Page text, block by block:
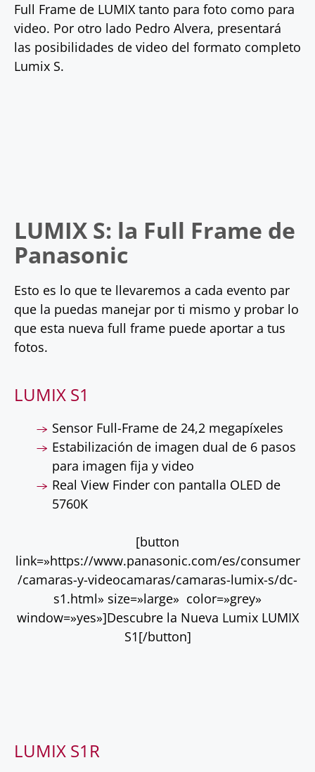
Full Frame de LUMIX tanto para foto como para
video. Por otro lado Pedro Alvera, presentará
las posibilidades de video del formato completo
Lumix S.
LUMIX S: la Full Frame de
Panasonic
Esto es lo que te llevaremos a cada evento par
que la puedas manejar por ti mismo y probar lo
que esta nueva full frame puede aportar a tus
fotos.
LUMIX S1
Sensor Full-Frame de 24,2 megapíxeles
Estabilización de imagen dual de 6 pasos
para imagen fija y video
Real View Finder con pantalla OLED de
5760K
[button
link=»https://www.panasonic.com/es/consumer
/camaras-y-videocamaras/camaras-lumix-s/dc-
s1.html» size=»large» color=»grey»
window=»yes»]Descubre la Nueva Lumix LUMIX
S1[/button]
LUMIX S1R